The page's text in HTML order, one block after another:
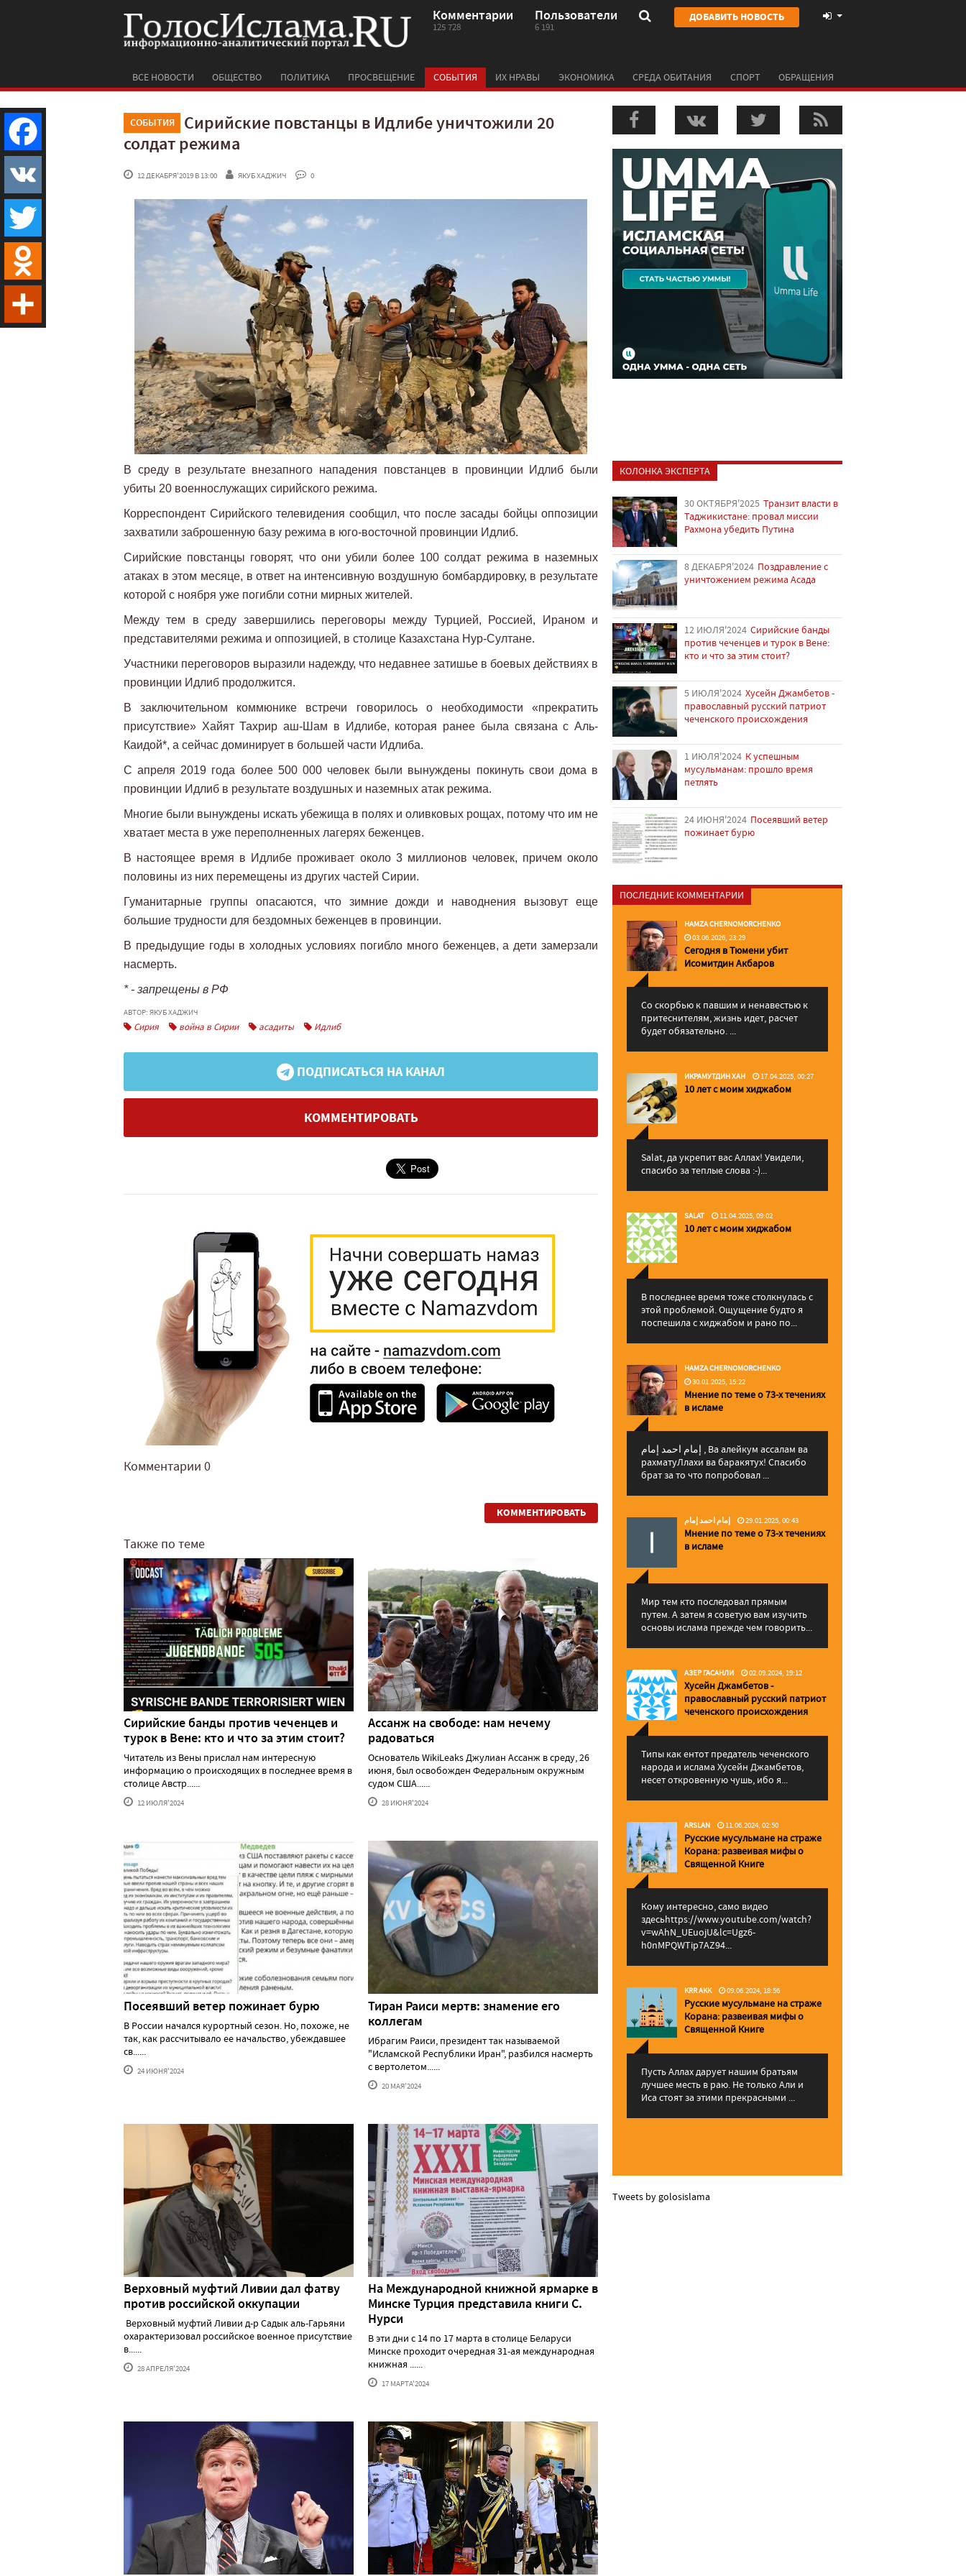
Комментарии
125 728
Пользователи
6 191
ДОБАВИТЬ НОВОСТЬ
ВСЕ НОВОСТИ ОБЩЕСТВО ПОЛИТИКА ПРОСВЕЩЕНИЕ СОБЫТИЯ ИХ НРАВЫ ЭКОНОМИКА СРЕДА ОБИТАНИЯ СПОРТ ОБРАЩЕНИЯ
СОБЫТИЯ
Сирийские повстанцы в Идлибе уничтожили 20
солдат режима
12 ДЕКАБРЯ'2019 В 13:00 ЯКУБ ХАДЖИЧ 0
В среду в результате внезапного нападения повстанцев в провинции Идлиб были
убиты 20 военнослужащих сирийского режима.
Корреспондент Сирийского телевидения сообщил, что после засады бойцы оппозиции
захватили заброшенную базу режима в юго-восточной провинции Идлиб.
Сирийские повстанцы говорят, что они убили более 100 солдат режима в наземных
атаках в этом месяце, в ответ на интенсивную воздушную бомбардировку, в результате
которой с ноября уже погибли сотни мирных жителей.
Между тем в среду завершились переговоры между Турцией, Россией, Ираном и
представителями режима и оппозицией, в столице Казахстана Нур-Султане.
Участники переговоров выразили надежду, что недавнее затишье в боевых действиях в
провинции Идлиб продолжится.
В заключительном коммюнике встречи говорилось о необходимости «прекратить
присутствие» Хайят Тахрир аш-Шам в Идлибе, которая ранее была связана с Аль-
Каидой*, а сейчас доминирует в большей части Идлиба.
С апреля 2019 года более 500 000 человек были вынуждены покинуть свои дома в
провинции Идлиб в результате воздушных и наземных атак режима.
Многие были вынуждены искать убежища в полях и оливковых рощах, потому что им не
хватает места в уже переполненных лагерях беженцев.
В настоящее время в Идлибе проживает около 3 миллионов человек, причем около
половины из них перемещены из других частей Сирии.
Гуманитарные группы опасаются, что зимние дожди и наводнения вызовут еще
большие трудности для бездомных беженцев в провинции.
В предыдущие годы в холодных условиях погибло много беженцев, а дети замерзали
насмерть.
* - запрещены в РФ
АВТОР: ЯКУБ ХАДЖИЧ
Сирия война в Сирии асадиты Идлиб
ПОДПИСАТЬСЯ НА КАНАЛ
КОММЕНТИРОВАТЬ
Комментарии 0
КОММЕНТИРОВАТЬ
Также по теме
Сирийские банды против чеченцев и
турок в Вене: кто и что за этим стоит?
Читатель из Вены прислал нам интересную
информацию о происходящих в последнее время в
столице Австр......
12 ИЮЛЯ'2024
Ассанж на свободе: нам нечему
радоваться
Основатель WikiLeaks Джулиан Ассанж в среду, 26
июня, был освобожден Федеральным окружным
судом США......
28 ИЮНЯ'2024
Посеявший ветер пожинает бурю
В России начался курортный сезон. Но, похоже, не
так, как рассчитывало ее начальство, убеждавшее
св......
24 ИЮНЯ'2024
Тиран Раиси мертв: знамение его
коллегам
Ибрагим Раиси, президент так называемой
"Исламской Республики Иран", разбился насмерть
с вертолетом......
20 МАЯ'2024
Верховный муфтий Ливии дал фатву
против российской оккупации
Верховный муфтий Ливии д-р Садык аль-Гарьяни
охарактеризовал российское военное присутствие
в......
28 АПРЕЛЯ'2024
На Международной книжной ярмарке в
Минске Турция представила книги С.
Нурси
В эти дни с 14 по 17 марта в столице Беларуси
Минске проходит очередная 31-ая международная
книжная ......
17 МАРТА'2024
КОЛОНКА ЭКСПЕРТА
30 ОКТЯБРЯ'2025 Транзит власти в
Таджикистане: провал миссии
Рахмона убедить Путина
8 ДЕКАБРЯ'2024 Поздравление с
уничтожением режима Асада
12 ИЮЛЯ'2024 Сирийские банды
против чеченцев и турок в Вене:
кто и что за этим стоит?
5 ИЮЛЯ'2024 Хусейн Джамбетов -
православный русский патриот
чеченского происхождения
1 ИЮЛЯ'2024 К успешным
мусульманам: прошло время
петлять
24 ИЮНЯ'2024 Посеявший ветер
пожинает бурю
ПОСЛЕДНИЕ КОММЕНТАРИИ
HAMZA CHERNOMORCHENKO
03.06.2026, 23:29
Сегодня в Тюмени убит
Исомитдин Акбаров
Со скорбью к павшим и ненавестью к
притеснителям, жизнь идет, расчет
будет обязательно. ...
ИКРАМУТДИН ХАН 17.04.2025, 00:27
10 лет с моим хиджабом
Salat, да укрепит вас Аллаx! Увидели,
спасибо за теплые слова :-)...
SALAT 11.04.2025, 09:02
10 лет с моим хиджабом
В последнее время тоже столкнулась с
этой проблемой. Ощущение будто я
поспешила с хиджабом и рано по...
HAMZA CHERNOMORCHENKO
30.01.2025, 15:22
Мнение по теме о 73-х течениях
в исламе
إمام احمد إمام , Ва алейкум ассалам ва
рахматуЛлахи ва баракятух! Спасибо
брат за то что попробовал ...
إمام احمد إمام 29.01.2025, 00:43
Мнение по теме о 73-х течениях
в исламе
Мир тем кто последовал прямым
путем. А затем я советую вам изучить
основы ислама прежде чем говорить...
АЗЕР ГАСАНЛИ 02.09.2024, 19:12
Хусейн Джамбетов -
православный русский патриот
чеченского происхождения
Типы как ентот предатель чеченского
народа и ислама Хусейн Джамбетов,
несет откровенную чушь, ибо я...
ARSLAN 11.06.2024, 02:50
Русские мусульмане на страже
Корана: pазвеивая мифы о
Священной Книге
Кому интересно, само видео
здесьhttps://www.youtube.com/watch?
v=wAhN_UEuojU&lc=Ugz6-
h0nMPQWTip7AZ94...
KRR AKK 09.06.2024, 18:56
Русские мусульмане на страже
Корана: pазвеивая мифы о
Священной Книге
Пусть Аллах дарует нашим братьям
лучшее месть в раю. Не только Али и
Иса стоят за этими прекрасными ...
Tweets by golosislama
Facebook
VK
Twitter
Odnoklassniki